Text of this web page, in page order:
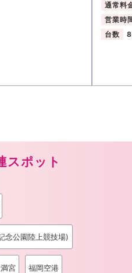
通常料
営業時
台数
スポット
念公園陸上競技場)
宮 福岡空港